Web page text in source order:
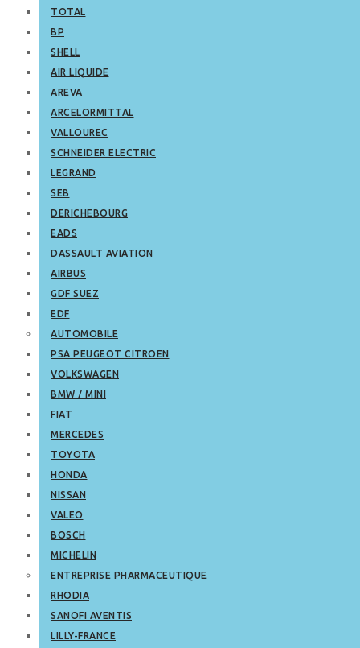
TOTAL
BP
SHELL
AIR LIQUIDE
AREVA
ARCELORMITTAL
VALLOUREC
SCHNEIDER ELECTRIC
LEGRAND
SEB
DERICHEBOURG
EADS
DASSAULT AVIATION
AIRBUS
GDF SUEZ
EDF
AUTOMOBILE
PSA PEUGEOT CITROEN
VOLKSWAGEN
BMW / MINI
FIAT
MERCEDES
TOYOTA
HONDA
NISSAN
VALEO
BOSCH
MICHELIN
ENTREPRISE PHARMACEUTIQUE
RHODIA
SANOFI AVENTIS
LILLY-FRANCE